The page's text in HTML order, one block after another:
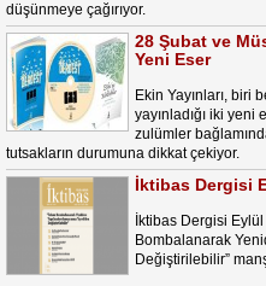
düşünmeye çağırıyor.
28 Şubat ve
Yeni Eser
Ekin Yayınları, biri
yayınladığı iki
zulümler
tutsakların durumuna dikkat çekiyor.
İktibas Dergisi
İktibas Dergisi
Bombalanarak
Değiştirilebilir”